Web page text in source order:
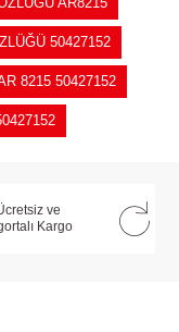
50427152
8215 50427152
ve
Kargo